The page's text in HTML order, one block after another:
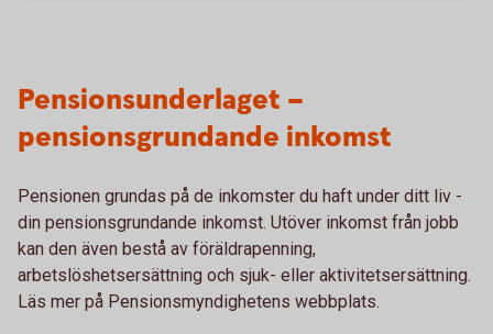
Pensionsunderlaget –
pensionsgrundande inkomst
Pensionen grundas på de inkomster du haft under ditt liv -
din pensionsgrundande inkomst. Utöver inkomst från jobb
kan den även bestå av föräldrapenning,
arbetslöshetsersättning och sjuk- eller aktivitetsersättning.
Läs mer på Pensionsmyndighetens webbplats.